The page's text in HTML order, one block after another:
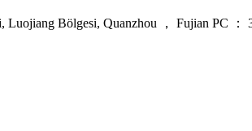
Luojiang Bölgesi, Quanzhou ， Fujian PC ：